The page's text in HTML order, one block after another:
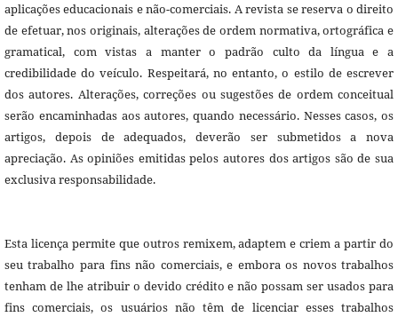
aplicações educacionais e não-comerciais. A revista se reserva o direito
de efetuar, nos originais, alterações de ordem normativa, ortográfica e
gramatical, com vistas a manter o padrão culto da língua e a
credibilidade do veículo. Respeitará, no entanto, o estilo de escrever
dos autores. Alterações, correções ou sugestões de ordem conceitual
serão encaminhadas aos autores, quando necessário. Nesses casos, os
artigos, depois de adequados, deverão ser submetidos a nova
apreciação. As opiniões emitidas pelos autores dos artigos são de sua
exclusiva responsabilidade.
Esta licença permite que outros remixem, adaptem e criem a partir do
seu trabalho para fins não comerciais, e embora os novos trabalhos
tenham de lhe atribuir o devido crédito e não possam ser usados para
fins comerciais, os usuários não têm de licenciar esses trabalhos